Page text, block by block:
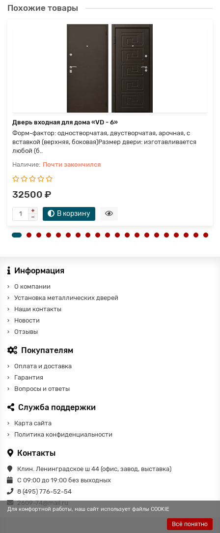
Похожие товары
Дверь входная для дома «VD - 6»
Форм-фактор: одностворчатая, двустворчатая, арочная, с
вставкой (верхняя, боковая)Размер двери: изготавливается
любой (б..
Почти закончился
32500 ₽
В корзину
Для комфортной работы, наш сайт использует файлы COOKIE
Всё понятно
Информация
О компании
Установка металлических дверей
Наши контакты
Новости
Отзывы
Покупателям
Оплата и доставка
Гарантия
Вопросы и ответы
Служба поддержки
Карта сайта
Политика конфиденциальности
Контакты
Клин. Ленинградское ш 44 (офис, завод, выставка)
С 09:00 до 19:00 без выходных
8 (495) 776-52-54
2609-74@mail.ru